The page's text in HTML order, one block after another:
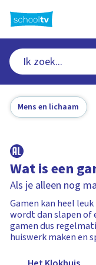
naar
hoofdinhoud
Mens en lichaam
Wat is een
Als je alleen nog
Gamen kan heel
wordt dan slapen of
gamen dus
huiswerk maken en